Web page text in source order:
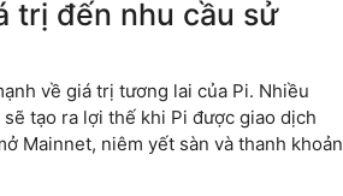
trị đến nhu cầu sử
về giá trị tương lai của Pi. Nhiều
tạo ra lợi thế khi Pi được giao dịch
Mainnet, niêm yết sàn và thanh khoản